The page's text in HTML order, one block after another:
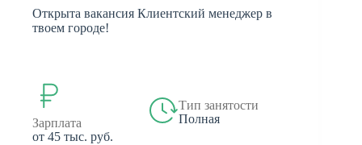
Открыта вакансия Клиентский менеджер в
твоем городе!
Зарплата
от 45 тыс. руб.
Тип занятости
Полная